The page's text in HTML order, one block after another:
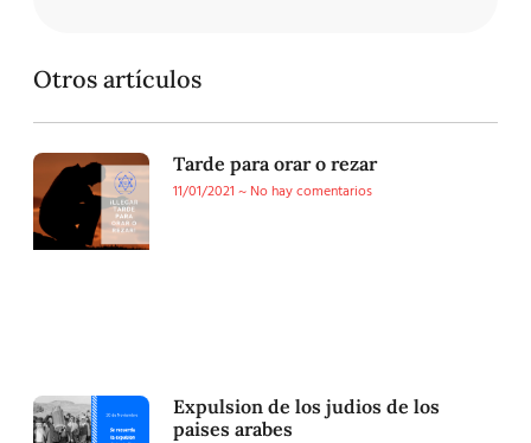
Otros artículos
Tarde para orar o rezar
11/01/2021
No hay comentarios
Expulsion de los judios de los
paises arabes